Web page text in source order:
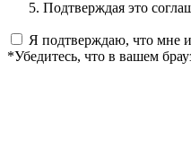
Подтверждая это
Я подтверждаю, что мне
*Убедитесь, что в вашем